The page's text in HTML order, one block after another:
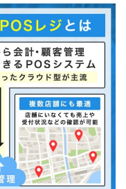
ポート機能があるか
入するメリット・デ
入するメリット
入するデメリット
入する際の注意点
う一時的な負荷とリス